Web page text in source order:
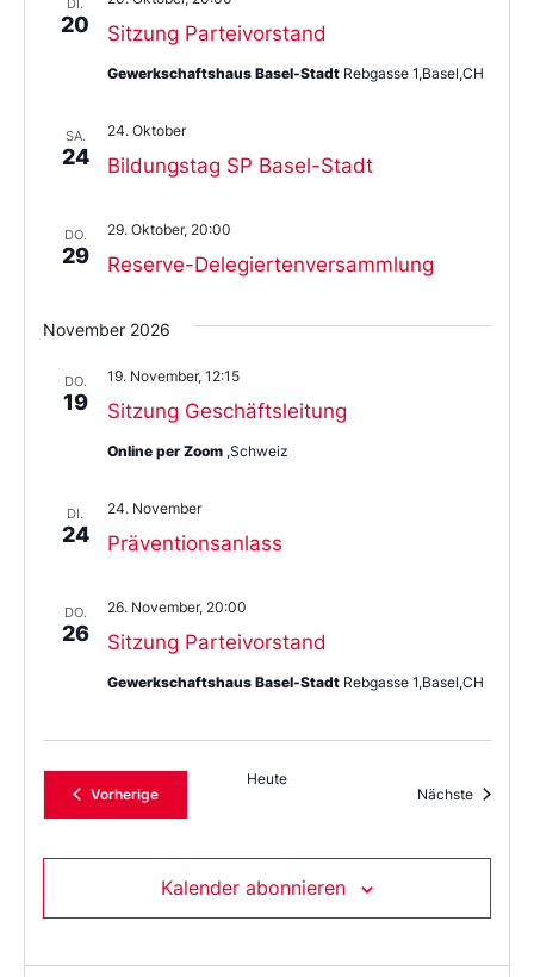
DI.
20 Sitzung Parteivorstand
Gewerkschaftshaus Basel-Stadt Rebgasse 1,Basel,CH
SA.
24 Bildungstag SP Basel-Stadt
24. Oktober
DO.
29 Reserve-Delegiertenversammlung
29. Oktober, 20:00
November 2026
DO.
19 Sitzung Geschäftsleitung
19. November, 12:15
Online per Zoom ,Schweiz
DI.
24 Präventionsanlass
24. November
DO.
26 Sitzung Parteivorstand
26. November, 20:00
Gewerkschaftshaus Basel-Stadt Rebgasse 1,Basel,CH
VorherigeVeranstaltungen
Heute
Nächste
Kalender abonnieren